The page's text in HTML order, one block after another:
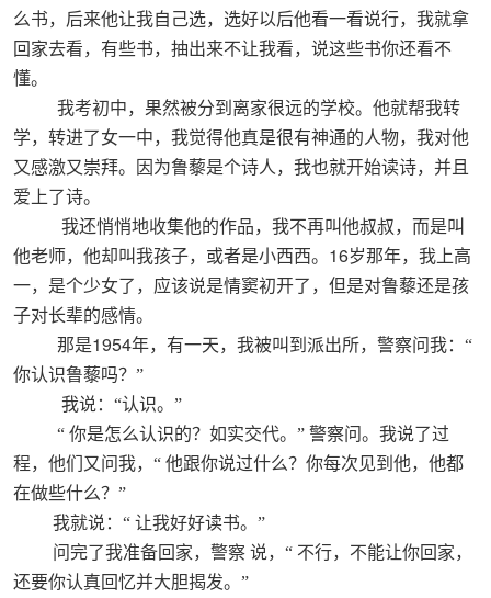
么书，后来他让我自己选，选好以后他看一看说行，我就拿
回家去看，有些书，抽出来不让我看，说这些书你还看不
懂。
我考初中，果然被分到离家很远的学校。他就帮我转
学，转进了女一中，我觉得他真是很有神通的人物，我对他
又感激又崇拜。因为鲁藜是个诗人，我也就开始读诗，并且
爱上了诗。
我还悄悄地收集他的作品，我不再叫他叔叔，而是叫
他老师，他却叫我孩子，或者是小西西。 16岁那年，我上高
一，是个少女了，应该说是情窦初开了，但是对鲁藜还是孩
子对长辈的感情。
那是1954年，有一天，我被叫到派出所，警察问我：“
你认识鲁藜吗？”
我说：“认识。”
“ 你是怎么认识的？如实交代。” 警察问。我说了过
程，他们又问我，“ 他跟你说过什么？你每次见到他，他都
在做些什么？”
我就说：“ 让我好好读书。”
问完了我准备回家，警察 说，“ 不行，不能让你回家，
还要你认真回忆并大胆揭发。”